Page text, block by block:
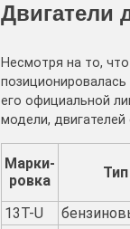
Двигатели
Несмотря на то,
его официальной
модели,
Марки-
ровка
Тип
13T-U